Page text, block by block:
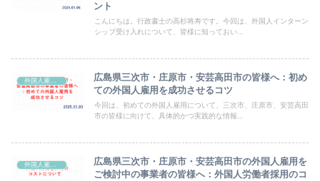
ント
こんにちは。行政書士の高杉将寿です。今回は、外国人インターン
シップ受け入れについて、皆様に知っておい...
外国人雇用支援
広島県三次市・庄原市・安芸高田市の皆様へ：初め
ての外国人雇用を成功させるコツ
今回は、初めての外国人雇用について、三次市、庄原市、安芸高田
市の皆様に向けて、具体的かつ実践的な情報...
外国人雇用支援
広島県三次市・庄原市・安芸高田市の外国人雇用を
ご検討中の事業者の皆様へ：外国人労働者採用のコ